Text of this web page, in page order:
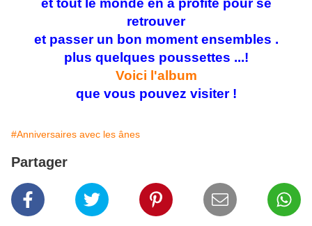
et tout le monde en a profité pour se
retrouver
et passer un bon moment ensembles .
plus quelques poussettes ...!
Voici l'album
que vous pouvez visiter !
#Anniversaires avec les ânes
Partager